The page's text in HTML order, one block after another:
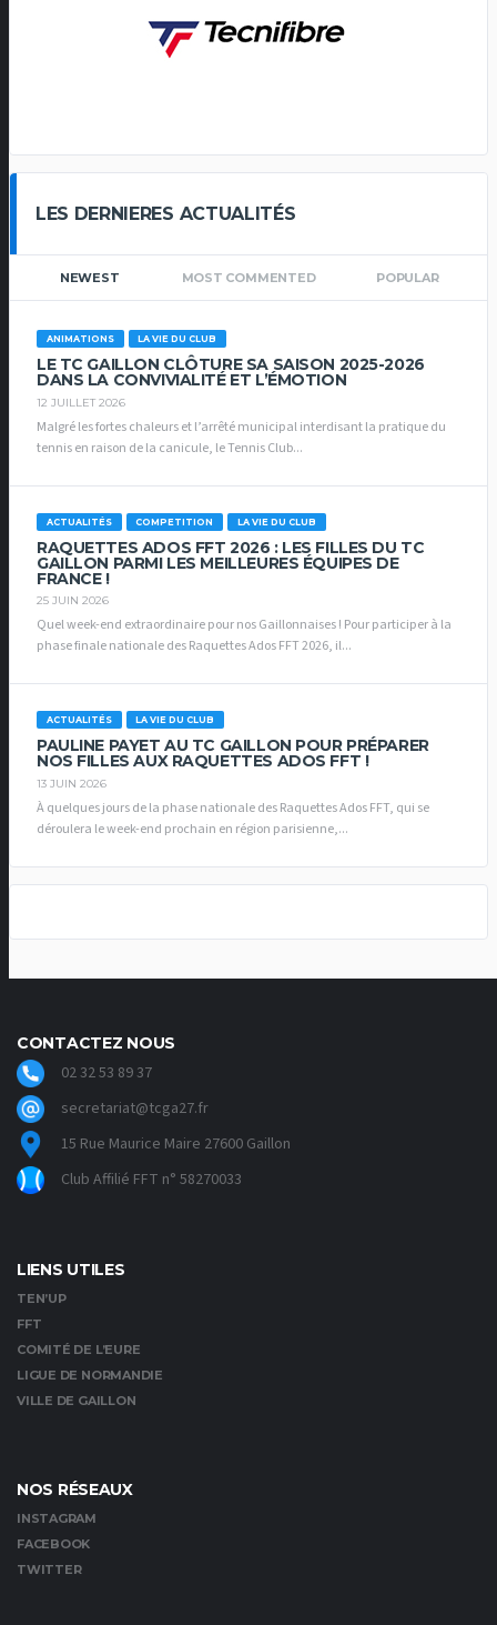
LES DERNIERES ACTUALITÉS
NEWEST MOST COMMENTED POPULAR
ANIMATIONS LA VIE DU CLUB
LE TC GAILLON CLÔTURE SA SAISON 2025-2026
DANS LA CONVIVIALITÉ ET L’ÉMOTION
12 JUILLET 2026
Malgré les fortes chaleurs et l’arrêté municipal interdisant la pratique du
tennis en raison de la canicule, le Tennis Club...
ACTUALITÉS COMPETITION LA VIE DU CLUB
RAQUETTES ADOS FFT 2026 : LES FILLES DU TC
GAILLON PARMI LES MEILLEURES ÉQUIPES DE
FRANCE !
25 JUIN 2026
Quel week-end extraordinaire pour nos Gaillonnaises ! Pour participer à la
phase finale nationale des Raquettes Ados FFT 2026, il...
ACTUALITÉS LA VIE DU CLUB
PAULINE PAYET AU TC GAILLON POUR PRÉPARER
NOS FILLES AUX RAQUETTES ADOS FFT !
13 JUIN 2026
À quelques jours de la phase nationale des Raquettes Ados FFT, qui se
déroulera le week-end prochain en région parisienne,...
CONTACTEZ NOUS
02 32 53 89 37
secretariat@tcga27.fr
15 Rue Maurice Maire 27600 Gaillon
Club Affilié FFT n° 58270033
LIENS UTILES
TEN’UP
FFT
COMITÉ DE L’EURE
LIGUE DE NORMANDIE
VILLE DE GAILLON
NOS RÉSEAUX
INSTAGRAM
FACEBOOK
TWITTER